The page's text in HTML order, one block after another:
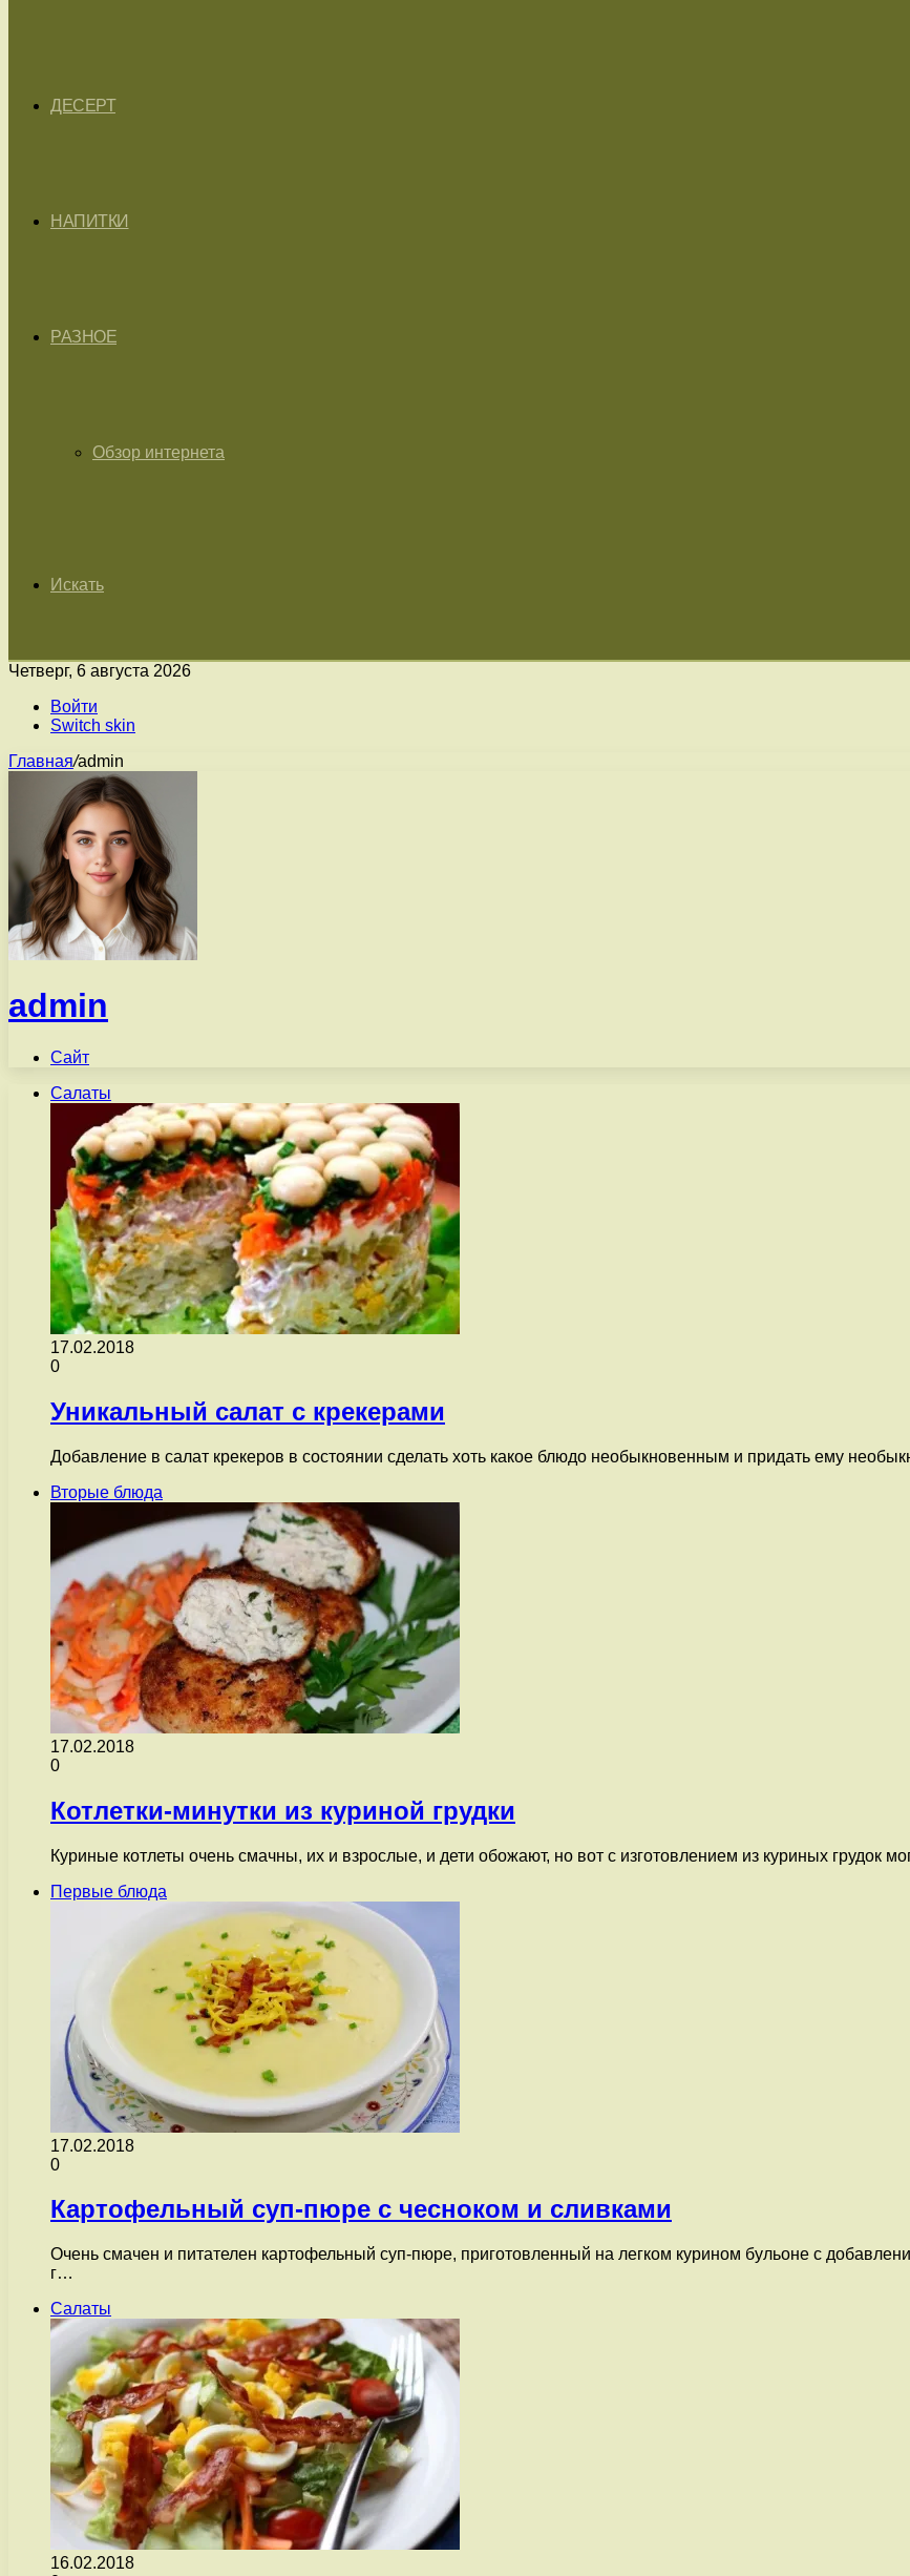
ДЕСЕРТ
НАПИТКИ
РАЗНОЕ
Обзор интернета
Искать
Четверг, 6 августа 2026
Войти
Switch skin
Главная/admin
admin
Сайт
Салаты
17.02.2018
0
Уникальный салат с крекерами
Добавление в салат крекеров в состоянии сделать хоть какое блюдо необыкновенным и придать ему
Вторые блюда
17.02.2018
0
Котлетки-минутки из куриной грудки
Куриные котлеты очень смачны, их и взрослые, и дети обожают, но вот с изготовлением из куриных грудок
Первые блюда
17.02.2018
0
Картофельный суп-пюре с чесноком и сливками
Очень смачен и питателен картофельный суп-пюре, приготовленный на легком курином бульоне с
г…
Салаты
16.02.2018